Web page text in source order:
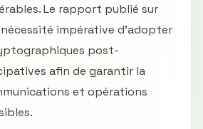
Le rapport publié sur
impérative d’adopter
post-
afin de garantir la
et opérations